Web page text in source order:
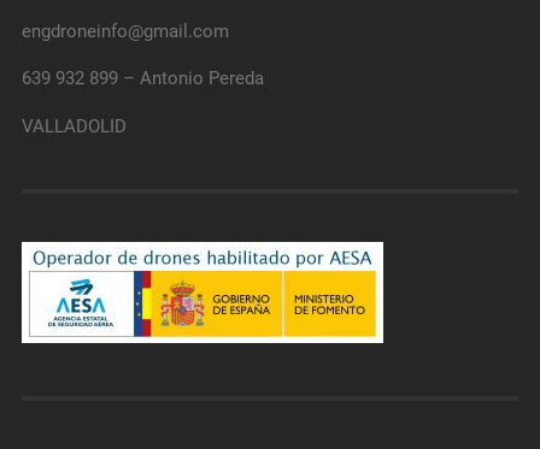
engdroneinfo@gmail.com
639 932 899 – Antonio Pereda
VALLADOLID